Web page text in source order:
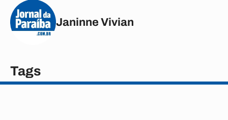
Janinne Vivian
Tags